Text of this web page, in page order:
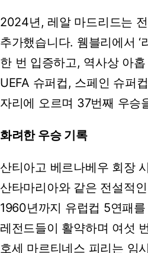
2024년, 레알 마드리드는
추가했습니다. 웸블리에서 ‘
한 번 입증하고, 역사상 아홉
UEFA 슈퍼컵, 스페인 슈퍼컵
자리에 오르며 37번째 우승
화려한 우승기록
산티아고 베르나베우 회장
산타마리아와 같은 전설적인
1960년까지 유럽컵 5연패를
레전드들이 활약하며 여섯
호세 마르티네스 피리는 임시